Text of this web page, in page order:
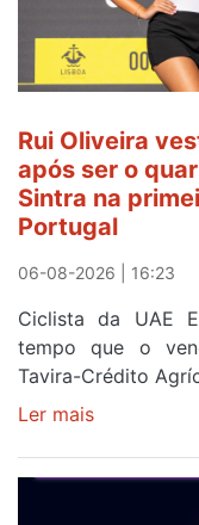
Amarela
ao
da
etapa
da
Volta
a
Portugal
Rui Oliveira
após ser o
Sintra na
Portugal
06-08-2026 | 16:23
Ciclista da UAE
tempo que o
Tavira-Crédito
Ler mais